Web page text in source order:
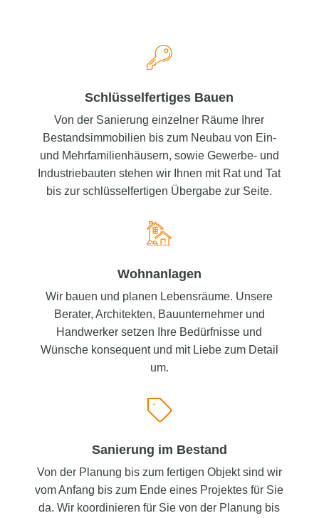
Schlüssel­fertiges Bauen
Von der Sanierung einzelner Räume Ihrer
Bestandsimmobilien bis zum Neubau von Ein-
und Mehrfamilienhäusern, sowie Gewerbe- und
Industriebauten stehen wir Ihnen mit Rat und Tat
bis zur schlüsselfertigen Übergabe zur Seite.
Wohnanlagen
Wir bauen und planen Lebensräume. Unsere
Berater, Architekten, Bauunternehmer und
Handwerker setzen Ihre Bedürfnisse und
Wünsche konsequent und mit Liebe zum Detail
um.
Sanierung im Bestand
Von der Planung bis zum fertigen Objekt sind wir
vom Anfang bis zum Ende eines Projektes für Sie
da. Wir koordinieren für Sie von der Planung bis